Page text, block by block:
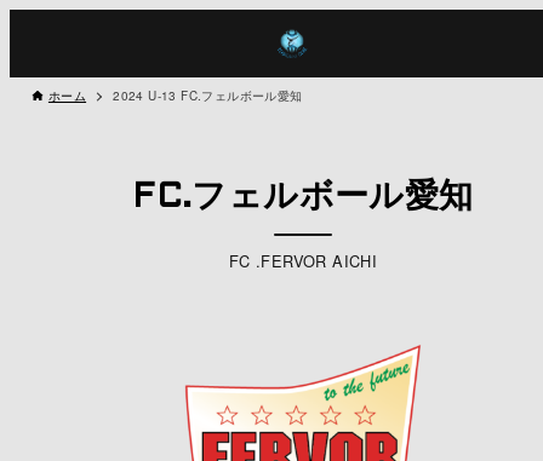
ホーム 2024 U-13 FC.フェルボール愛知
FC.フェルボール愛知
FC .FERVOR AICHI